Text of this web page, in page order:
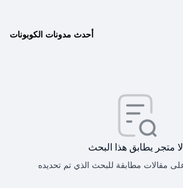
أحدث مدونات الكوبونات
لا متجر يطابق هذا البحث